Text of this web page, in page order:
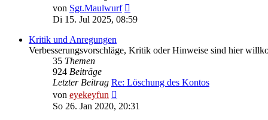
von Sgt.Maulwurf
Beitrag
Di 15. Jul 2025, 08:59
Kritik und Anregungen
Verbesserungsvorschläge, Kritik oder Hinweise sind hier
35 Themen
924 Beiträge
Letzter Beitrag Re: Löschung des Kontos
von eyekeyfun
Beitrag
So 26. Jan 2020, 20:31